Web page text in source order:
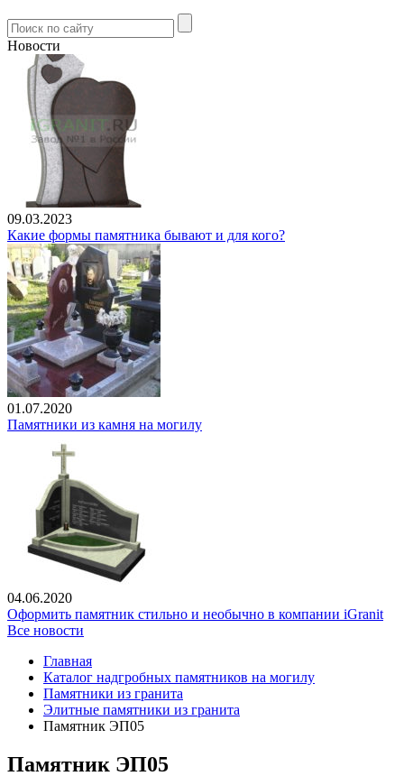
Новости
09.03.2023
Какие формы памятника бывают и для кого?
01.07.2020
Памятники из камня на могилу
04.06.2020
Оформить памятник стильно и необычно в компании iGranit
Все новости
Главная
Каталог надгробных памятников на могилу
Памятники из гранита
Элитные памятники из гранита
Памятник ЭП05
Памятник ЭП05